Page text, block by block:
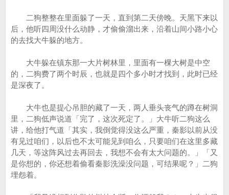
二狗整整在里面躲了一天，直到第二天傍晚。天黑下来以
后，他听四周没什么动静，才偷偷溜出来，沿着山间小路小心
的去找大牛躲的地方。
大牛躲在镇东那一大片树林里，里面有一棵大树是中空
的，二狗费了两个时辰，也就是四个多小时才找到，此时已经
是深夜了。
大牛也是提心吊胆的藏了一天，两人垂头丧气的蹲在树洞
里，二狗低声说道「完了，这次死定了。」大牛听二狗这么
讲，给他打气道「其实，我倒觉得没这么严重，秦影以前从没
有见过咱们，以后也不太可能见到咱么，只要咱们在这里多藏
几天，等这阵风过去再回去，我想不会有太大问题的。」「又
是你想的，你还想着偷看秦影洗澡没问题，可结果呢？」二狗
埋怨着。